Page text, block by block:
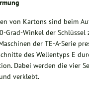
von Kartons sind beim
Grad-Winkel der Schlüssel
der TE-A-Serie
des Wellentyps E
Dabei werden die vier
verklebt.